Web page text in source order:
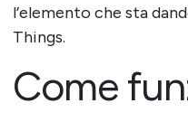
l’elemento che sta
Things.
Come